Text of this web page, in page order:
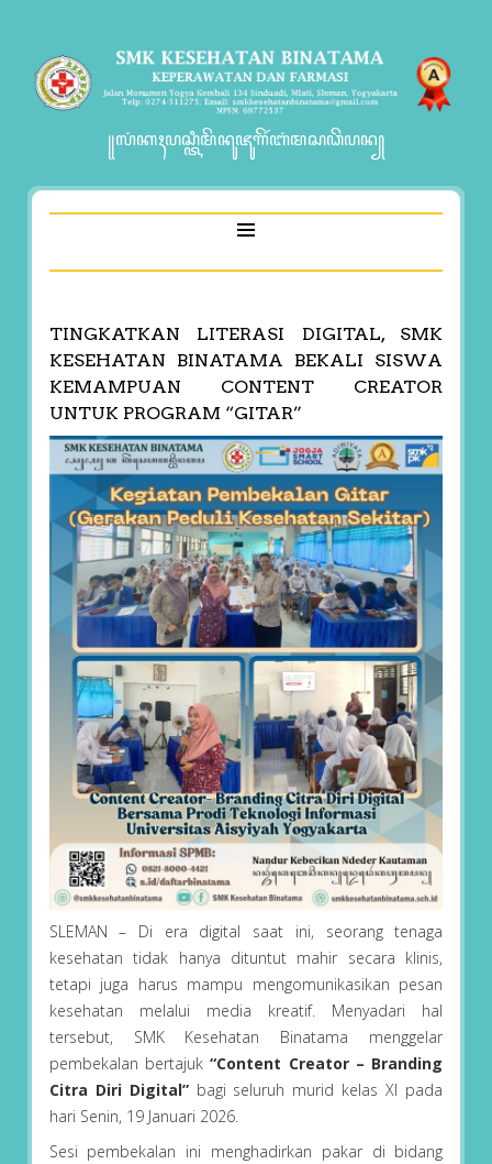
꧋ꦭꦁꦏꦃꦥꦱ꧀ꦠꦶꦩꦼꦤꦸꦗꦸꦒꦼꦂꦧꦁꦩꦱꦣꦼꦥꦤ꧀
TINGKATKAN LITERASI DIGITAL, SMK
KESEHATAN BINATAMA BEKALI SISWA
KEMAMPUAN CONTENT CREATOR
UNTUK PROGRAM “GITAR”
SLEMAN – Di era digital saat ini, seorang tenaga
kesehatan tidak hanya dituntut mahir secara klinis,
tetapi juga harus mampu mengomunikasikan pesan
kesehatan melalui media kreatif. Menyadari hal
tersebut, SMK Kesehatan Binatama menggelar
pembekalan bertajuk“Content Creator – Branding
Citra Diri Digital”bagi seluruh murid kelas XI pada
hari Senin, 19 Januari 2026.
Sesi pembekalan ini menghadirkan pakar di bidang